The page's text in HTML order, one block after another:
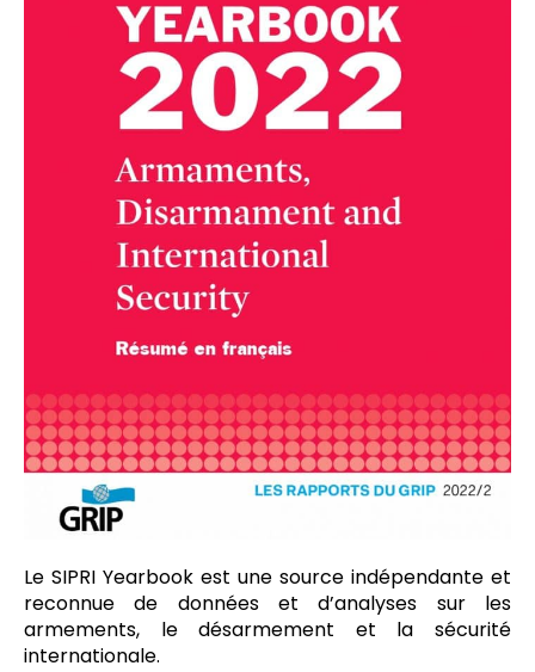
Le SIPRI Yearbook est une source indépendante et
reconnue de données et d’analyses sur les
armements, le désarmement et la sécurité
internationale.